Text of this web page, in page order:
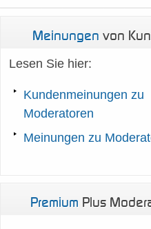
Meinungen von
Lesen Sie hier:
Kundenmeinungen zu
Moderatoren
Meinungen zu
Premium Plus